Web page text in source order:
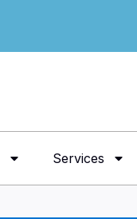
Services